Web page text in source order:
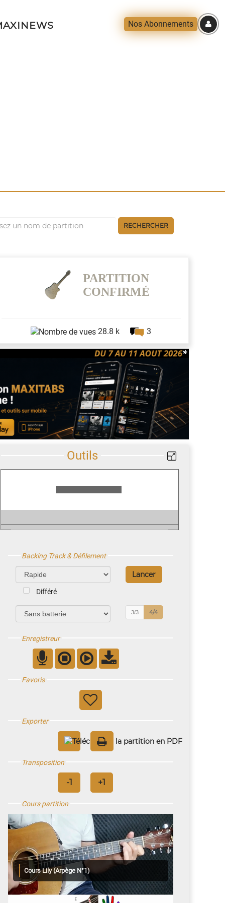
Nos Abonnements
RECHERCHER
PARTITION
CONFIRMÉ
28.8 k 3
Backing Track & Défilement
Différé
3/3 4/4
Enregistreur
Favoris
Exporter
Transposition
Cours partition
Cours Lily (Arpège N°1)